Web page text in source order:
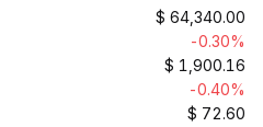
$ 64,340.00
-0.30%
$ 1,900.16
-0.40%
$ 72.60